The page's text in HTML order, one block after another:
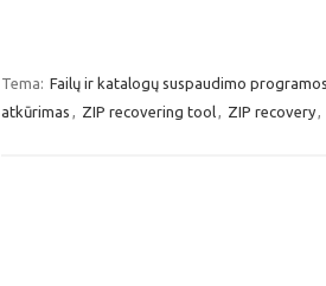
Tema: Failų ir katalogų suspaudimo
atkūrimas , ZIP recovering tool, ZIP recovery,